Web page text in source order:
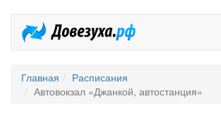
Главная
Расписания
Автовокзал «Джанкой, автостанция»